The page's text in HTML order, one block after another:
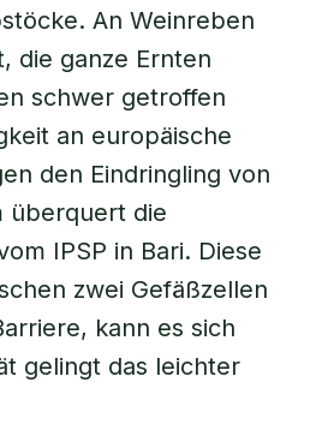
An Weinreben
die ganze Ernten
schwer getroffen
an europäische
den Eindringling von
überquert die
IPSP in Bari. Diese
zwei Gefäßzellen
kann es sich
gelingt das leichter